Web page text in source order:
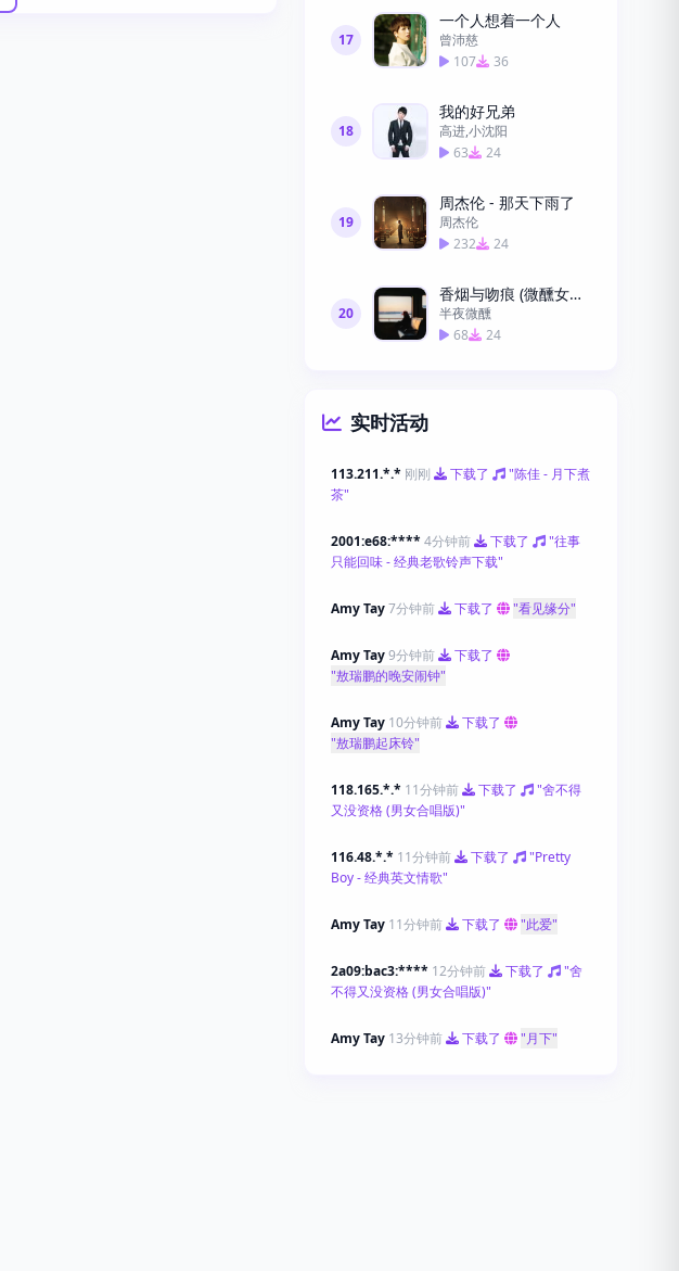
17
一个人想着一个人
曾沛慈
107
36
18
我的好兄弟
高进,小沈阳
63
24
19
周杰伦 - 那天下雨了
周杰伦
232
24
20
香烟与吻痕 (微醺女声版)
半夜微醺
68
24
实时活动
113.211.*.* 刚刚 下载了
"陈佳 - 月下煮
茶"
2001:e68:**** 4分钟前 下载了
"往事
只能回味 - 经典老歌铃声下载"
Amy Tay7分钟前 下载了 "看见缘分"
Amy Tay9分钟前
下载了
"敖瑞鹏的晚安闹钟"
Amy Tay 10分钟前
下载了
"敖瑞鹏起床铃"
118.165.*.* 11分钟前 下载了
"舍不得
又没资格 (男女合唱版)"
116.48.*.* 11分钟前 下载了
"Pretty
Boy - 经典英文情歌"
Amy Tay 11分钟前 下载了 "此爱"
2a09:bac3:**** 12分钟前 下载了
"舍
不得又没资格 (男女合唱版)"
Amy Tay 13分钟前 下载了 "月下"